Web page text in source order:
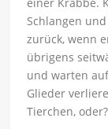
Schlangen
zurück, wenn
übrigens
und warten
Glieder
Tierchen, oder?